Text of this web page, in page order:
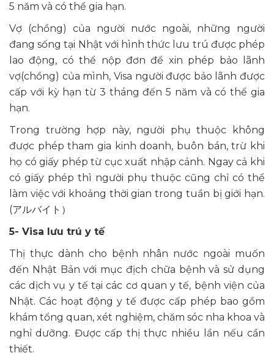
5 năm và có thể gia hạn.
Vợ (chồng) của người nước ngoài, những người
đang sống tại Nhật với hình thức lưu trú được phép
lao động, có thể nộp đơn để xin phép bảo lãnh
vợ(chồng) của mình, Visa người được bảo lãnh được
cấp với kỳ hạn từ 3 tháng đến 5 năm và có thể gia
hạn.
Trong trường hợp này, người phụ thuộc không
được phép tham gia kinh doanh, buôn bán, trừ khi
họ có giấy phép từ cục xuất nhập cảnh. Ngay cả khi
có giấy phép thì người phụ thuộc cũng chỉ có thể
làm việc với khoảng thời gian trong tuần bị giới hạn.
(アルバイト）
5- Visa lưu trú y tế
Thị thực dành cho bệnh nhân nước ngoài muốn
đến Nhật Bản với mục địch chữa bệnh và sử dụng
các dịch vụ y tế tại các cơ quan y tế, bệnh viện của
Nhật. Các hoạt động y tế được cấp phép bao gồm
khám tổng quan, xét nghiệm, chăm sóc nha khoa và
nghỉ dưỡng. Được cấp thị thực nhiều lần nếu cần
thiết.